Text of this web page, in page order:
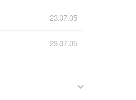
23.07.05
23.07.05